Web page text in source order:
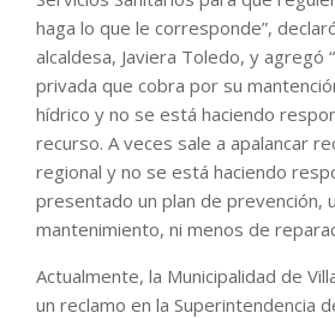
haga lo que le corresponde”,
alcaldesa, Javiera Toledo, y agregó
privada que cobra por su
hídrico y no se está haciendo
recurso. A veces sale a apalancar
regional y no se está haciendo
presentado un plan de prevención,
mantenimiento, ni menos de
Actualmente, la Municipalidad de
un reclamo en la Superintendencia